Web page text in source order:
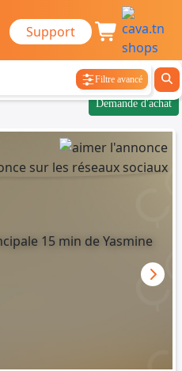
Support
Filtre avancé
Demande d'achat